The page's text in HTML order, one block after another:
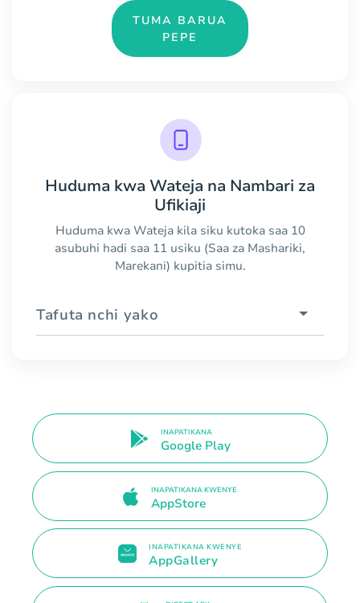
TUMA BARUA
PEPE
Huduma kwa Wateja na Nambari za
Ufikiaji
Huduma kwa Wateja kila siku kutoka saa 10
asubuhi hadi saa 11 usiku (Saa za Mashariki,
Marekani) kupitia simu.
Tafuta nchi yako
INAPATIKANA
Google Play
INAPATIKANA KWENYE
AppStore
INAPATIKANA KWENYE
AppGallery